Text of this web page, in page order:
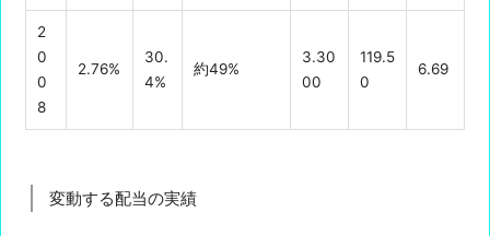
2
0
0
8
2.76%
30.
4%
約49%
3.30
00
119.5
0
6.69
変動する配当の実績